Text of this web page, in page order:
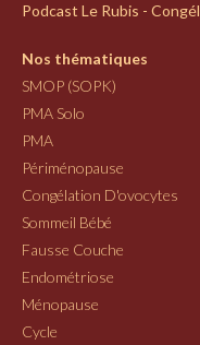
Podcast Le Rubis -
Nos thématiques
SMOP (SOPK)
PMA Solo
PMA
Périménopause
Congélation D'ovocytes
Sommeil Bébé
Fausse Couche
Endométriose
Ménopause
Cycle